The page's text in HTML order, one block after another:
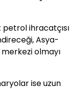
ihracatçısı
Asya-
olmayı
ise uzun